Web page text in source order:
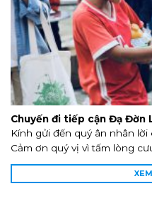
Chuyến đi tiếp cận Đạ Đờn
Kính gửi đến quý ân nhân
Cảm ơn quý vị vì tấm lòng cưu